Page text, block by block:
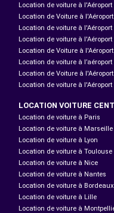
Location de voiture à
Location de Voiture à
Location de voiture à
Location de voiture à
Location de Voiture à
Location de voiture à
Location de Voiture à
Location de voiture à
LOCATION VOITURE
Location de voiture à Paris
Location de voiture à Marseille
Location de voiture à Lyon
Location de voiture à Toulouse
Location de voiture à Nice
Location de voiture à Nantes
Location de voiture à Bordeaux
Location de voiture à Lille
Location de voiture à